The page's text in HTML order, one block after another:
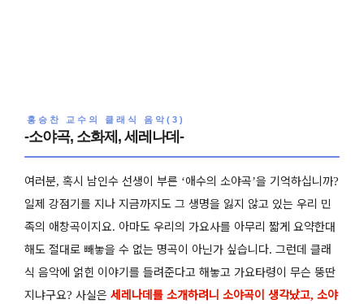
홍승찬 교수의 클래식 음악(3)
-소야곡, 소화제, 세레나데-
여러분, 혹시 남인수 선생이 부른 ‘애수의 소야곡’을 기억하십니까?
일제 강점기를 지나 지금까지도 그 생명을 잃지 않고 있는 우리 민
족의 애창곡이지요. 아마도 우리의 가요사를 아무리 짧게 요약한대
해도 절대로 빼놓을 수 없는 명곡이 아닌가 싶습니다. 그런데 클래
식 음악에 얽힌 이야기를 들려준다고 해놓고 가요타령이 무슨 뚱딴
지냐구요? 사실은 세레나데를 소개하려니 소야곡이 생각났고, 소야